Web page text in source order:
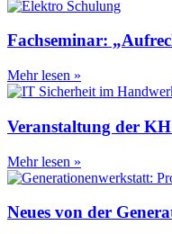
Fachseminar:
Mehr lesen »
Veranstaltung der
Mehr lesen »
Neues von der